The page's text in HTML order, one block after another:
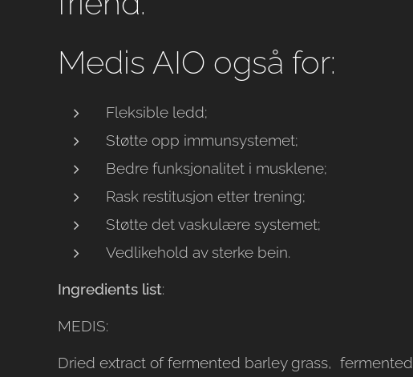
Medis AIO også for:
Fleksible ledd;
Støtte opp immunsystemet;
Bedre funksjonalitet i musklene;
Rask restitusjon etter trening;
Støtte det vaskulære systemet;
Vedlikehold av sterke bein.
Ingredients list:
MEDIS:
Dried extract of fermented barley grass, fermented